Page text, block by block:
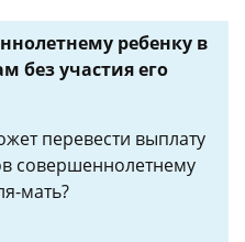
ребенку в
без участия его
перевести выплату
совершеннолетнему
мать?